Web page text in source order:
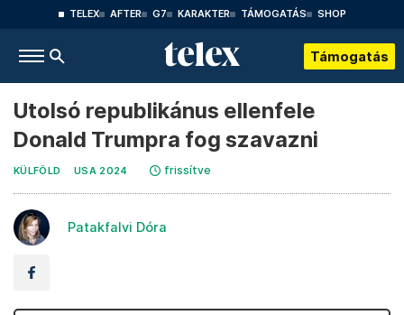
TELEX AFTER G7 KARAKTER TÁMOGATÁS SHOP
Támogatás
Utolsó republikánus ellenfele
Donald Trumpra fog szavazni
KÜLFÖLD USA 2024 frissítve
Patakfalvi Dóra